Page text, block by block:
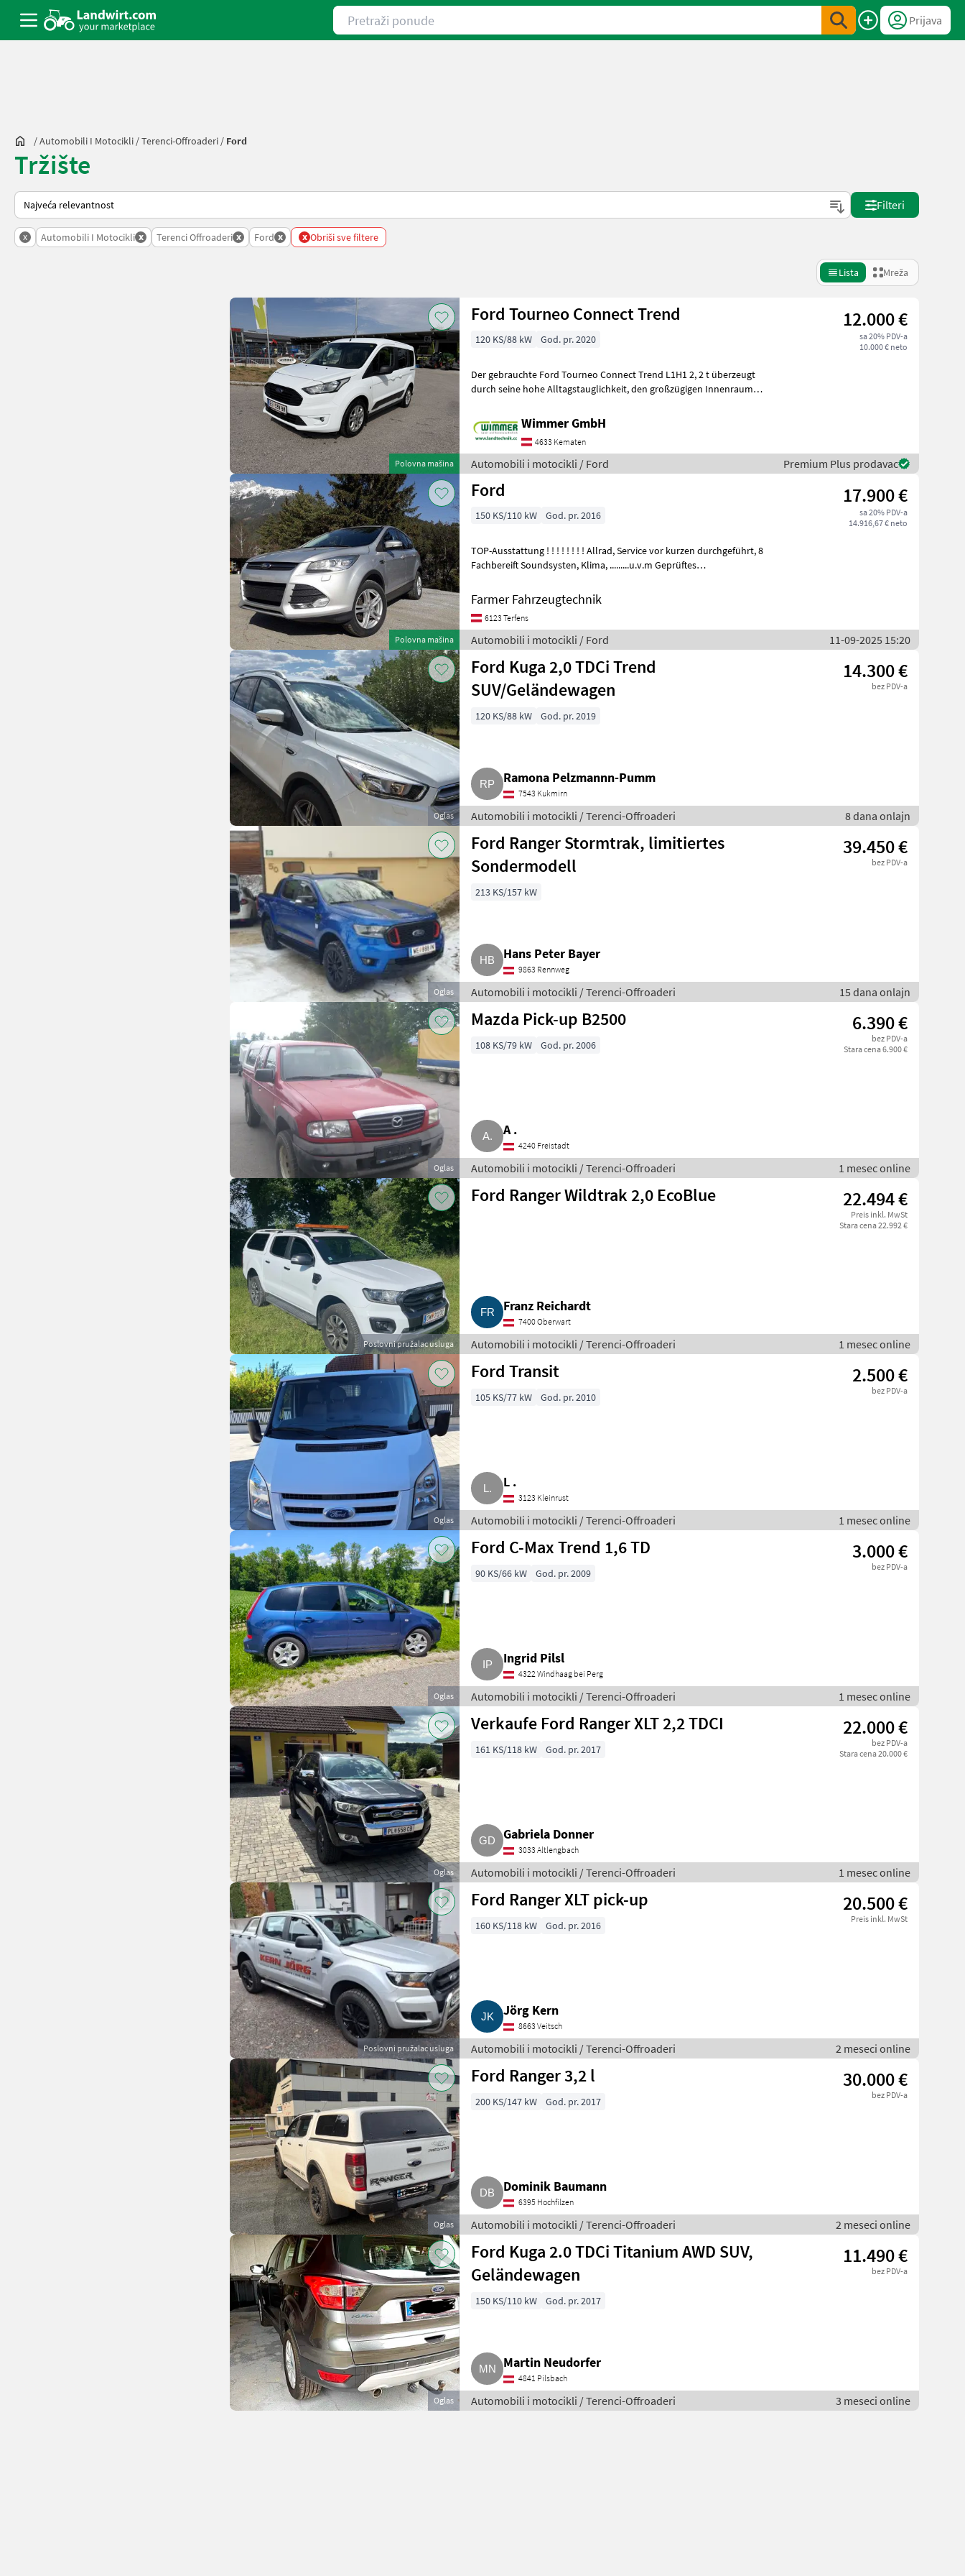
Pretraži ponude
Prijava
/Automobili I Motocikli /Terenci-Offroaderi / Ford
Tržište
Način na koji sortira Landwirt.com
Filteri
x Automobili I Motocikli x Terenci Offroaderi x Ford x x Obriši sve filtere
Lista Mreža
Polovna mašina
Ford Tourneo Connect Trend 12.000 €
sa 20% PDV-a
10.000 € neto
120 KS/88 kW God. pr. 2020
Der gebrauchte Ford Tourneo Connect Trend L1H1 2, 2 t überzeugt
durch seine hohe Alltagstauglichkeit, den großzügigen Innenraum
Wimmer GmbH
4633 Kematen
Automobili i motocikli / Ford Premium Plus prodavac
Polovna mašina
Ford 17.900 €
sa 20% PDV-a
14.916,67 € neto
150 KS/110 kW God. pr. 2016
TOP-Ausstattung ! ! ! ! ! ! ! ! Allrad, Service vor kurzen durchgeführt, 8
Fachbereift Soundsysten, Klima, .........u.v.m Geprüftes
Farmer Fahrzeugtechnik
6123 Terfens
Automobili i motocikli / Ford 11-09-2025 15:20
Oglas
Ford Kuga 2,0 TDCi Trend
SUV/Geländewagen
14.300 €
bez PDV-a
120 KS/88 kW God. pr. 2019
Ramona Pelzmannn-Pumm
7543 Kukmirn
Automobili i motocikli / Terenci-Offroaderi 8 dana onlajn
Oglas
Ford Ranger Stormtrak, limitiertes
Sondermodell
39.450 €
bez PDV-a
213 KS/157 kW
Hans Peter Bayer
9863 Rennweg
Automobili i motocikli / Terenci-Offroaderi 15 dana onlajn
Oglas
Mazda Pick-up B2500 6.390 €
bez PDV-a
Stara cena 6.900 €
108 KS/79 kW God. pr. 2006
A .
4240 Freistadt
Automobili i motocikli / Terenci-Offroaderi 1 mesec online
Poslovni pružalac usluga
Ford Ranger Wildtrak 2,0 EcoBlue 22.494 €
Preis inkl. MwSt
Stara cena 22.992 €
Franz Reichardt
7400 Oberwart
Automobili i motocikli / Terenci-Offroaderi 1 mesec online
Oglas
Ford Transit 2.500 €
bez PDV-a
105 KS/77 kW God. pr. 2010
L .
3123 Kleinrust
Automobili i motocikli / Terenci-Offroaderi 1 mesec online
Oglas
Ford C-Max Trend 1,6 TD 3.000 €
bez PDV-a
90 KS/66 kW God. pr. 2009
Ingrid Pilsl
4322 Windhaag bei Perg
Automobili i motocikli / Terenci-Offroaderi 1 mesec online
Oglas
Verkaufe Ford Ranger XLT 2,2 TDCI 22.000 €
bez PDV-a
Stara cena 20.000 €
161 KS/118 kW God. pr. 2017
Gabriela Donner
3033 Altlengbach
Automobili i motocikli / Terenci-Offroaderi 1 mesec online
Poslovni pružalac usluga
Ford Ranger XLT pick-up 20.500 €
Preis inkl. MwSt
160 KS/118 kW God. pr. 2016
Jörg Kern
8663 Veitsch
Automobili i motocikli / Terenci-Offroaderi 2 meseci online
Oglas
Ford Ranger 3,2 l 30.000 €
bez PDV-a
200 KS/147 kW God. pr. 2017
Dominik Baumann
6395 Hochfilzen
Automobili i motocikli / Terenci-Offroaderi 2 meseci online
Oglas
Ford Kuga 2.0 TDCi Titanium AWD SUV,
Geländewagen
11.490 €
bez PDV-a
150 KS/110 kW God. pr. 2017
Martin Neudorfer
4841 Pilsbach
Automobili i motocikli / Terenci-Offroaderi 3 meseci online